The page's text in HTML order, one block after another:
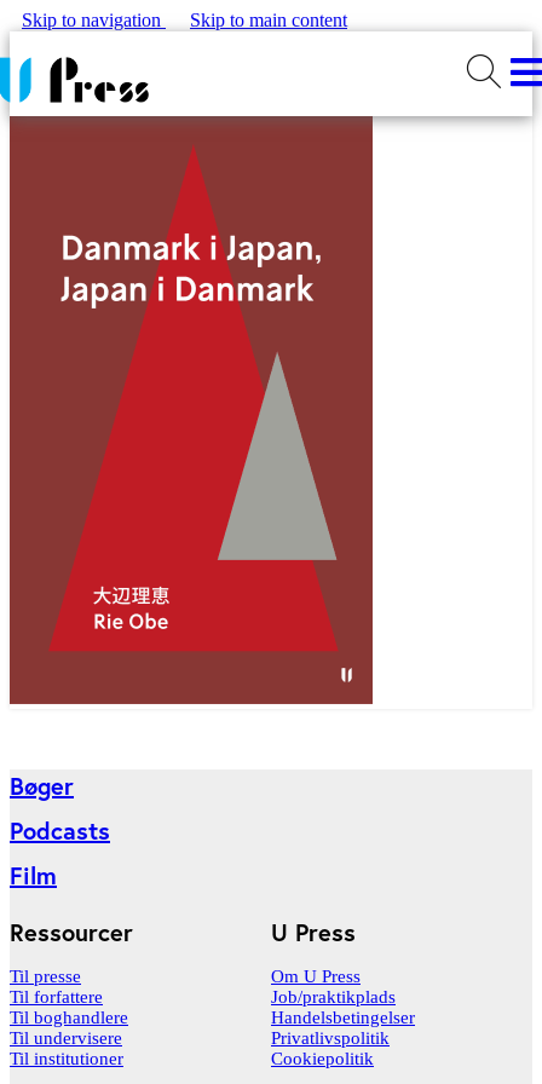
Skip to navigation Skip to main content
Bøger
Podcasts
Film
U Press
Om U Press
Job/praktikplads
Handelsbetingelser
Privatlivspolitik
Cookiepolitik
Ressourcer
Til presse
Til forfattere
Til boghandlere
Til undervisere
Til institutioner